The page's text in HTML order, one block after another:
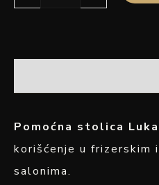
Pomoćna stolica
korišćenje u frizerskim
salonima.